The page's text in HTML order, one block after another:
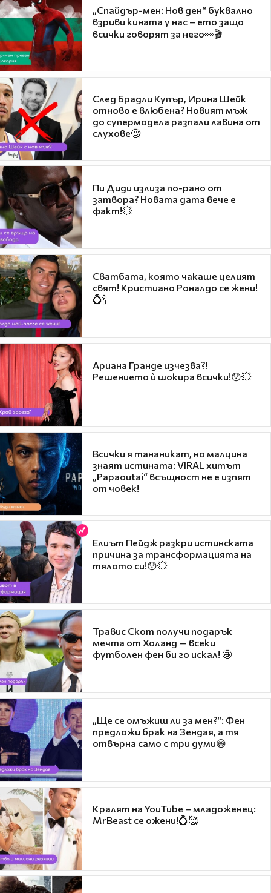
„Спайдър-мен: Нов ден“ буквално
взриви кината у нас – ето защо
всички говорят за него👀🎬
След Брадли Купър, Ирина Шейк
отново е влюбена? Новият мъж
до супермодела разпали лавина от
слухове🧐
Пи Диди излиза по-рано от
затвора? Новата дата вече е
факт!💥
Сватбата, която чакаше целият
свят! Кристиано Роналдо се жени!
💍🍾
Ариана Гранде изчезва?!
Решението ѝ шокира всички!😯💥
Всички я тананикат, но малцина
знаят истината: VIRAL хитът
„Papaoutai“ всъщност не е изпят
от човек!
Елиът Пейдж разкри истинската
причина за трансформацията на
тялото си!😯💥
Травис Скот получи подарък
мечта от Холанд — всеки
футболен фен би го искал! 🤩
„Ще се омъжиш ли за мен?“: Фен
предложи брак на Зендая, а тя
отвърна само с три думи😅
Кралят на YouTube – младоженец:
MrBeast се ожени!💍🥰